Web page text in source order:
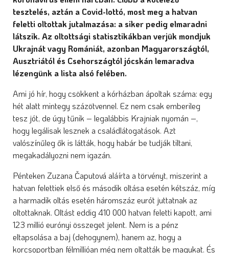
tesztelés, aztán a Covid-lottó, most meg a hatvan
feletti oltottak jutalmazása: a siker pedig elmaradni
látszik. Az oltottsági statisztikákban verjük mondjuk
Ukrajnát vagy Romániát, azonban Magyarországtól,
Ausztriától és Csehországtól jócskán lemaradva
lézengünk a lista alsó felében.
Ami jó hír, hogy csökkent a kórházban ápoltak száma: egy
hét alatt mintegy százötvennel. Ez nem csak emberileg
tesz jót, de úgy tűnik – legalábbis Krajniak nyomán –,
hogy legálisak lesznek a családlátogatások. Azt
valószínűleg ők is látták, hogy habár be tudják tiltani,
megakadályozni nem igazán.
Pénteken Zuzana Čaputová aláírta a törvényt, miszerint a
hatvan felettiek első és második oltása esetén kétszáz, míg
a harmadik oltás esetén háromszáz eurót juttatnak az
oltottaknak. Oltást eddig 410 000 hatvan feletti kapott, ami
123 millió eurónyi összeget jelent. Nem is a pénz
eltapsolása a baj (dehogynem), hanem az, hogy a
korcsoportban félmillióan még nem oltatták be magukat. És